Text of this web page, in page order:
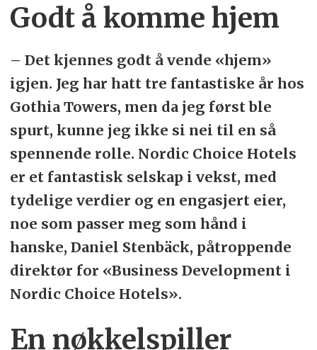
Godt å komme hjem
– Det kjennes godt å vende «hjem»
igjen. Jeg har hatt tre fantastiske år hos
Gothia Towers, men da jeg først ble
spurt, kunne jeg ikke si nei til en så
spennende rolle. Nordic Choice Hotels
er et fantastisk selskap i vekst, med
tydelige verdier og en engasjert eier,
noe som passer meg som hånd i
hanske, Daniel Stenbäck, påtroppende
direktør for «Business Development i
Nordic Choice Hotels».
En nøkkelspiller